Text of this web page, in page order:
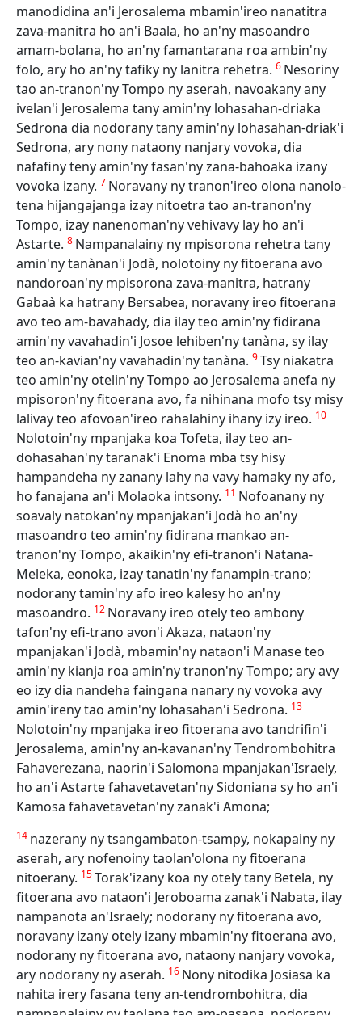
manodidina an'i Jerosalema mbamin'ireo nanatitra
zava-manitra ho an'i Baala, ho an'ny masoandro
amam-bolana, ho an'ny famantarana roa ambin'ny
folo, ary ho an'ny tafiky ny lanitra rehetra. 6 Nesoriny
tao an-tranon'ny Tompo ny aserah, navoakany any
ivelan'i Jerosalema tany amin'ny lohasahan-driaka
Sedrona dia nodorany tany amin'ny lohasahan-driak'i
Sedrona, ary nony nataony nanjary vovoka, dia
nafafiny teny amin'ny fasan'ny zana-bahoaka izany
vovoka izany. 7 Noravany ny tranon'ireo olona nanolo-
tena hijangajanga izay nitoetra tao an-tranon'ny
Tompo, izay nanenoman'ny vehivavy lay ho an'i
Astarte. 8 Nampanalainy ny mpisorona rehetra tany
amin'ny tanànan'i Jodà, nolotoiny ny fitoerana avo
nandoroan'ny mpisorona zava-manitra, hatrany
Gabaà ka hatrany Bersabea, noravany ireo fitoerana
avo teo am-bavahady, dia ilay teo amin'ny fidirana
amin'ny vavahadin'i Josoe lehiben'ny tanàna, sy ilay
teo an-kavian'ny vavahadin'ny tanàna. 9Tsy niakatra
teo amin'ny otelin'ny Tompo ao Jerosalema anefa ny
mpisoron'ny fitoerana avo, fa nihinana mofo tsy misy
lalivay teo afovoan'ireo rahalahiny ihany izy ireo. 10
Nolotoin'ny mpanjaka koa Tofeta, ilay teo an-
dohasahan'ny taranak'i Enoma mba tsy hisy
hampandeha ny zanany lahy na vavy hamaky ny afo,
ho fanajana an'i Molaoka intsony. 11 Nofoanany ny
soavaly natokan'ny mpanjakan'i Jodà ho an'ny
masoandro teo amin'ny fidirana mankao an-
tranon'ny Tompo, akaikin'ny efi-tranon'i Natana-
Meleka, eonoka, izay tanatin'ny fanampin-trano;
nodorany tamin'ny afo ireo kalesy ho an'ny
masoandro. 12 Noravany ireo otely teo ambony
tafon'ny efi-trano avon'i Akaza, nataon'ny
mpanjakan'i Jodà, mbamin'ny nataon'i Manase teo
amin'ny kianja roa amin'ny tranon'ny Tompo; ary avy
eo izy dia nandeha faingana nanary ny vovoka avy
amin'ireny tao amin'ny lohasahan'i Sedrona. 13
Nolotoin'ny mpanjaka ireo fitoerana avo tandrifin'i
Jerosalema, amin'ny an-kavanan'ny Tendrombohitra
Fahaverezana, naorin'i Salomona mpanjakan'Israely,
ho an'i Astarte fahavetavetan'ny Sidoniana sy ho an'i
Kamosa fahavetavetan'ny zanak'i Amona;
14 nazerany ny tsangambaton-tsampy, nokapainy ny
aserah, ary nofenoiny taolan'olona ny fitoerana
nitoerany. 15Torak'izany koa ny otely tany Betela, ny
fitoerana avo nataon'i Jeroboama zanak'i Nabata, ilay
nampanota an'Israely; nodorany ny fitoerana avo,
noravany izany otely izany mbamin'ny fitoerana avo,
nodorany ny fitoerana avo, nataony nanjary vovoka,
ary nodorany ny aserah. 16 Nony nitodika Josiasa ka
nahita irery fasana teny an-tendrombohitra, dia